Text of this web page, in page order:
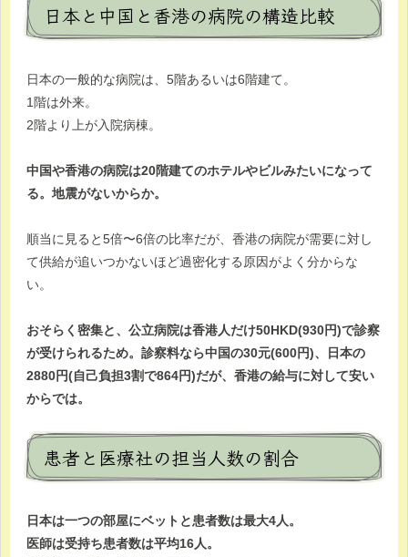
日本と中国と香港の病院の構造比較
日本の一般的な病院は、5階あるいは6階建て。
1階は外来。
2階より上が入院病棟。
中国や香港の病院は20階建てのホテルやビルみたいになって
る。地震がないからか。
順当に見ると5倍〜6倍の比率だが、香港の病院が需要に対し
て供給が追いつかないほど過密化する原因がよく分からな
い。
おそらく密集と、公立病院は香港人だけ50HKD(930円)で診察
が受けられるため。診察料なら中国の30元(600円)、日本の
2880円(自己負担3割で864円)だが、香港の給与に対して安い
からでは。
患者と医療社の担当人数の割合
日本は一つの部屋にベットと患者数は最大4人。
医師は受持ち患者数は平均16人。